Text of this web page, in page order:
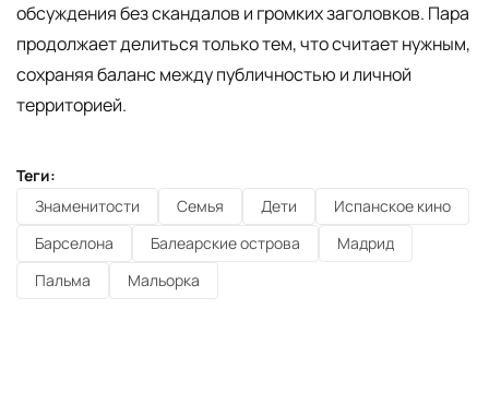
обсуждения без скандалов и громких заголовков. Пара
продолжает делиться только тем, что считает нужным,
сохраняя баланс между публичностью и личной
территорией.
Теги:
Знаменитости
Семья Дети
Испанское кино
Барселона
Балеарские острова
Мадрид
Пальма
Мальорка